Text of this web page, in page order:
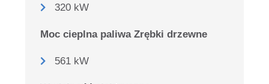
320 kW
Moc cieplna paliwa Zrębki drzewne
561 kW